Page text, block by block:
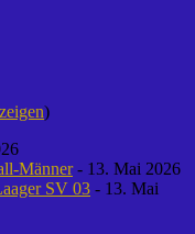
)
Männer- 13. Mai 2026
SV 03 - 13. Mai